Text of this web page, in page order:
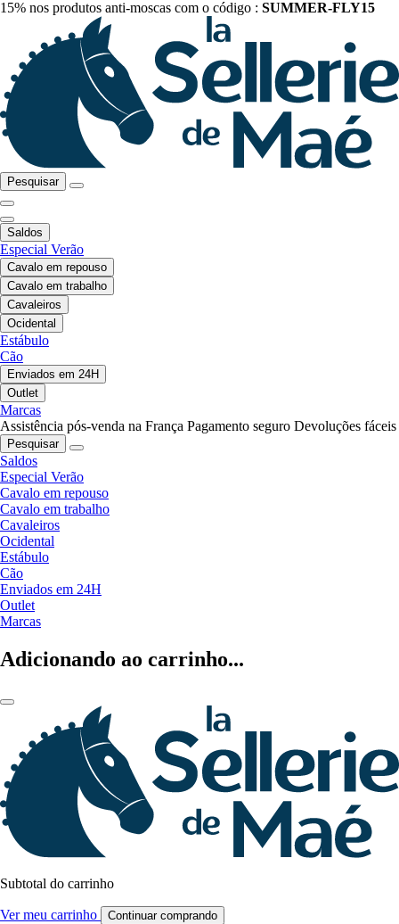
15% nos produtos anti-moscas com o código : SUMMER-FLY15
Pesquisar
Saldos
Especial Verão
Cavalo em repouso
Cavalo em trabalho
Cavaleiros
Ocidental
Estábulo
Cão
Enviados em 24H
Outlet
Marcas
Assistência pós-venda na França Pagamento seguro Devoluções fáceis
Pesquisar
Saldos
Especial Verão
Cavalo em repouso
Cavalo em trabalho
Cavaleiros
Ocidental
Estábulo
Cão
Enviados em 24H
Outlet
Marcas
Adicionando ao carrinho...
Subtotal do carrinho
Ver meu carrinho Continuar comprando